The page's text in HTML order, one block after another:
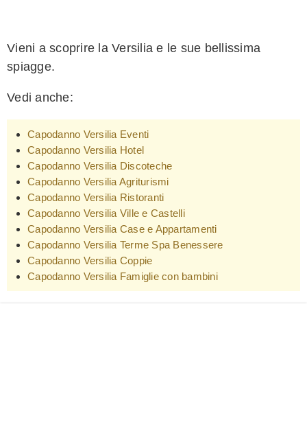
Vieni a scoprire la Versilia e le sue bellissima
spiagge.
Vedi anche:
Capodanno Versilia Eventi
Capodanno Versilia Hotel
Capodanno Versilia Discoteche
Capodanno Versilia Agriturismi
Capodanno Versilia Ristoranti
Capodanno Versilia Ville e Castelli
Capodanno Versilia Case e Appartamenti
Capodanno Versilia Terme Spa Benessere
Capodanno Versilia Coppie
Capodanno Versilia Famiglie con bambini